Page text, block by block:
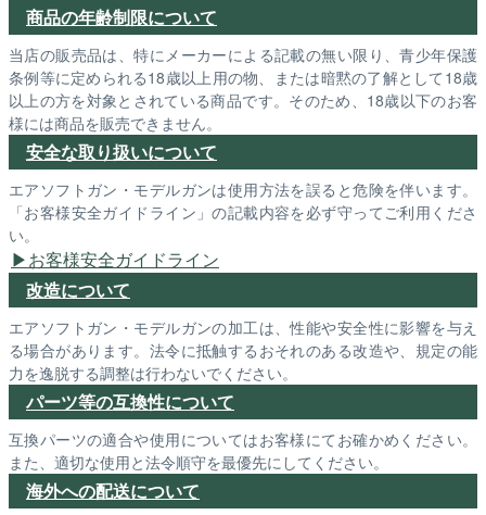
商品の年齢制限について
当店の販売品は、特にメーカーによる記載の無い限り、青少年保護
条例等に定められる18歳以上用の物、または暗黙の了解として18歳
以上の方を対象とされている商品です。そのため、18歳以下のお客
様には商品を販売できません。
安全な取り扱いについて
エアソフトガン・モデルガンは使用方法を誤ると危険を伴います。
「お客様安全ガイドライン」の記載内容を必ず守ってご利用くださ
い。
お客様安全ガイドライン
改造について
エアソフトガン・モデルガンの加工は、性能や安全性に影響を与え
る場合があります。法令に抵触するおそれのある改造や、規定の能
力を逸脱する調整は行わないでください。
パーツ等の互換性について
互換パーツの適合や使用についてはお客様にてお確かめください。
また、適切な使用と法令順守を最優先にしてください。
海外への配送について